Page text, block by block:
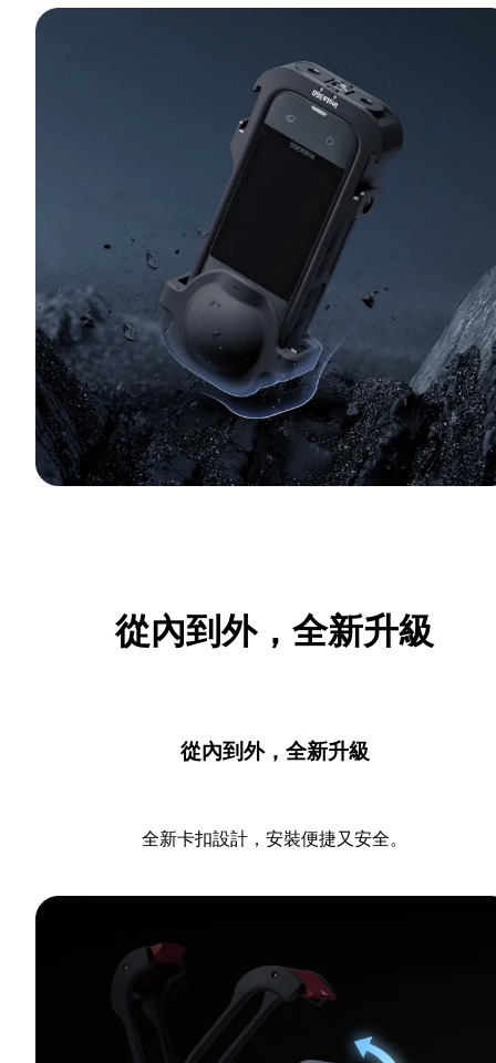
從內到外，全新升級
從內到外，全新升級
全新卡扣設計，安裝便捷又安全。